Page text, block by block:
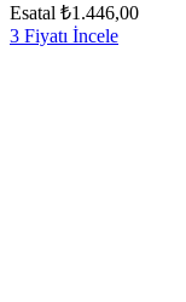
Esatal ₺1.446,00
3 Fiyatı İncele